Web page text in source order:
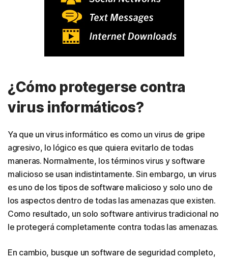
¿Cómo protegerse contra
virus informáticos?
Ya que un virus informático es como un virus de gripe
agresivo, lo lógico es que quiera evitarlo de todas
maneras. Normalmente, los términos virus y software
malicioso se usan indistintamente. Sin embargo, un virus
es uno de los tipos de software malicioso y solo uno de
los aspectos dentro de todas las amenazas que existen.
Como resultado, un solo software antivirus tradicional no
le protegerá completamente contra todas las amenazas.
En cambio, busque un software de seguridad completo,